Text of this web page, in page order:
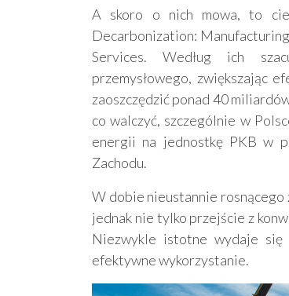
A skoro o nich mowa, to
Decarbonization:
Services. Według ich
przemysłowego, zwiększając
zaoszczędzić ponad 40
co walczyć, szczególnie w
energii na jednostkę PKB w
Zachodu.
W dobie nieustannie
jednak nie tylko przejście z
Niezwykle istotne wydaje
efektywne wykorzystanie.